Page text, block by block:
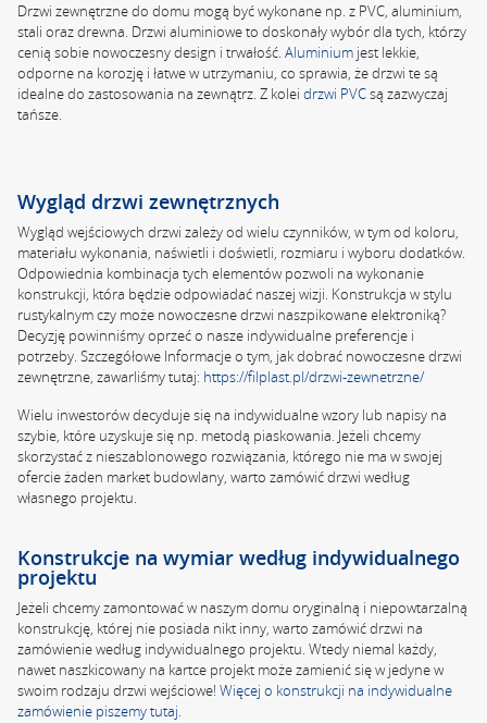
Drzwi zewnętrzne do domu mogą być wykonane np. z PVC, aluminium,
stali oraz drewna. Drzwi aluminiowe to doskonały wybór dla tych, którzy
cenią sobie nowoczesny design i trwałość. Aluminium jest lekkie,
odporne na korozję i łatwe w utrzymaniu, co sprawia, że drzwi te są
idealne do zastosowania na zewnątrz. Z kolei drzwi PVCsą zazwyczaj
tańsze.
Wygląd drzwi zewnętrznych
Wygląd wejściowych drzwi zależy od wielu czynników, w tym od koloru,
materiału wykonania, naświetli i doświetli, rozmiaru i wyboru dodatków.
Odpowiednia kombinacja tych elementów pozwoli na wykonanie
konstrukcji, która będzie odpowiadać naszej wizji. Konstrukcja w stylu
rustykalnym czy może nowoczesne drzwi naszpikowane elektroniką?
Decyzję powinniśmy oprzeć o nasze indywidualne preferencje i
potrzeby. Szczegółowe Informacje o tym, jak dobrać nowoczesne drzwi
zewnętrzne, zawarliśmy tutaj: https://filplast.pl/drzwi-zewnetrzne/
Wielu inwestorów decyduje się na indywidualne wzory lub napisy na
szybie, które uzyskuje się np. metodą piaskowania. Jeżeli chcemy
skorzystać z nieszablonowego rozwiązania, którego nie ma w swojej
ofercie żaden market budowlany, warto zamówić drzwi według
własnego projektu.
Konstrukcje na wymiar według indywidualnego
projektu
Jeżeli chcemy zamontować w naszym domu oryginalną i niepowtarzalną
konstrukcję, której nie posiada nikt inny, warto zamówić drzwi na
zamówienie według indywidualnego projektu. Wtedy niemal każdy,
nawet naszkicowany na kartce projekt może zamienić się w jedyne w
swoim rodzaju drzwi wejściowe! Więcej o konstrukcji na indywidualne
zamówienie piszemy tutaj.